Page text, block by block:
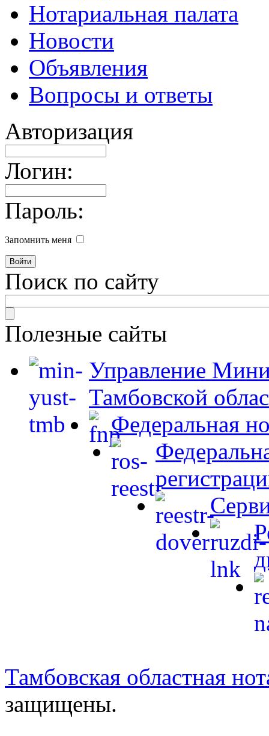
Нотариальная палата
Новости
Объявления
Вопросы и ответы
Авторизация
Логин:
Пароль:
Запомнить меня
Поиск по сайту
Полезные сайты
Управление
Тамбовской
Федеральная
Тамбовская областная
защищены.